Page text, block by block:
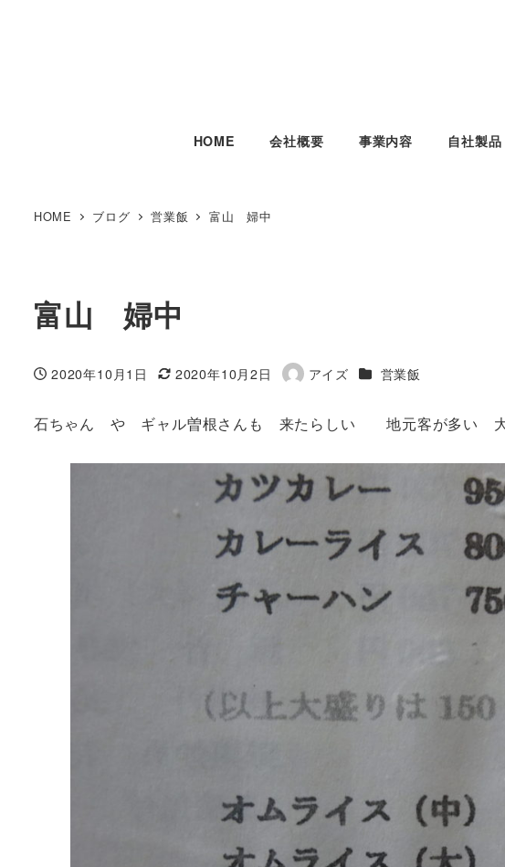
HOME 会社概要 事業内容 自社製品
HOME ブログ 営業飯 富山 婦中
富山 婦中
投稿日
2020年10月1日
更新日
2020年10月2日
著
アイズ カテゴリー
営業飯
石ちゃん や ギャル曽根さんも 来たらしい 地元客が多い 大